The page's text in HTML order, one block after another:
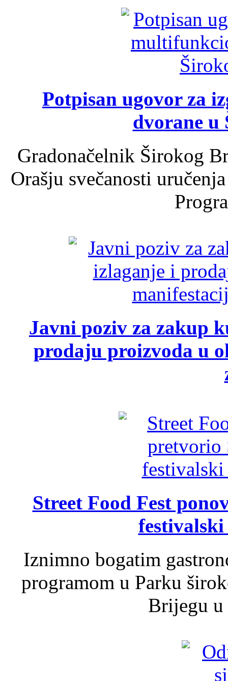
Potpisan ugovor za
dvorane u
Gradonačelnik Širokog
Orašju svečanosti
Javni poziv za zakup
prodaju proizvoda u
Street Food Fest
Iznimno bogatim
programom u Parku
Brijegu u